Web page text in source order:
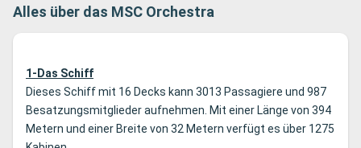
Alles über das MSC Orchestra
1-Das Schiff
Dieses Schiff mit 16 Decks kann 3013 Passagiere und 987
Besatzungsmitglieder aufnehmen. Mit einer Länge von 394
Metern und einer Breite von 32 Metern verfügt es über 1275